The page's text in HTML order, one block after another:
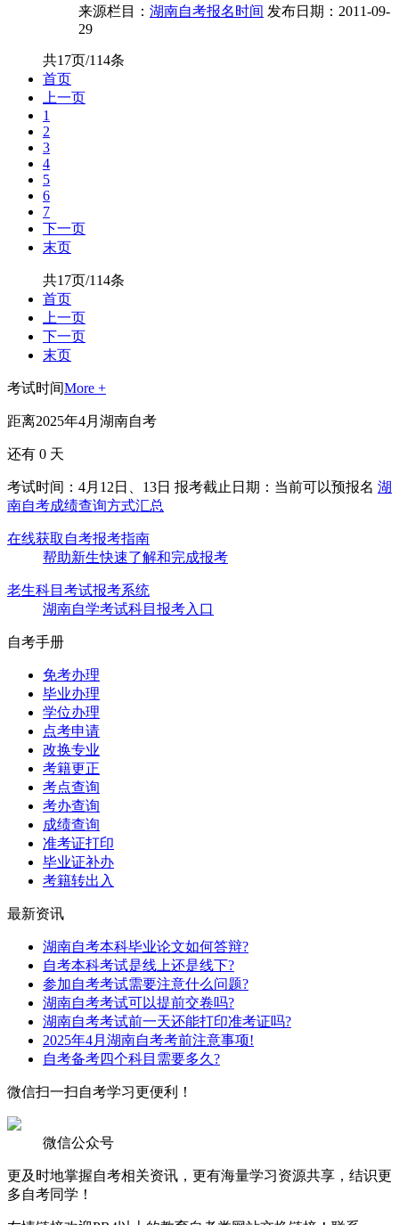
来源栏目： 湖南自考报名时间 发布日期：2011-09-
29
共17页/114条
首页
上一页
1
2
3
4
5
6
7
下一页
末页
共17页/114条
首页
上一页
下一页
末页
考试时间More +
距离2025年4月湖南自考
还有 0 天
考试时间：4月12日、13日 报考截止日期：当前可以预报名 湖
南自考成绩查询方式汇总
在线获取自考报考指南
帮助新生快速了解和完成报考
老生科目考试报考系统
湖南自学考试科目报考入口
自考手册
免考办理
毕业办理
学位办理
点考申请
改换专业
考籍更正
考点查询
考办查询
成绩查询
准考证打印
毕业证补办
考籍转出入
最新资讯
湖南自考本科毕业论文如何答辩?
自考本科考试是线上还是线下?
参加自考考试需要注意什么问题?
湖南自考考试可以提前交卷吗?
湖南自考考试前一天还能打印准考证吗?
2025年4月湖南自考考前注意事项!
自考备考四个科目需要多久?
微信扫一扫自考学习更便利！
微信公众号
更及时地掌握自考相关资讯，更有海量学习资源共享，结识更
多自考同学！